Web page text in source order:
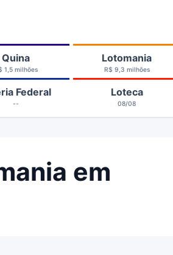
Quina
1,5 milhões
Lotomania
R$ 9,3 milhões
Federal
--
Loteca
08/08
em